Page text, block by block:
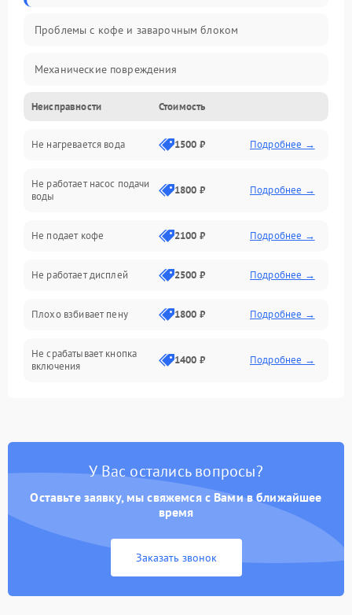
Проблемы с кофе и заварочным блоком
Механические повреждения
Прочие неисправности
Включение и работа
Проблемы с водой
Проблемы с капучинатором и паром
Управление и электроника
Программное обеспечение
Неисправности Стоимость
Не нагревается вода 1500 ₽ Подробнее →
Не работает насос подачи
воды
1800 ₽ Подробнее →
Не подает кофе 2100 ₽ Подробнее →
Не работает дисплей 2500 ₽ Подробнее →
Плохо взбивает пену 1800 ₽ Подробнее →
Не срабатывает кнопка
включения
1400 ₽ Подробнее →
Постоянные сбои в работе 1500 ₽ Подробнее →
У Вас остались вопросы?
Оставьте заявку, мы свяжемся с Вами в ближайшее
время
Заказать звонок